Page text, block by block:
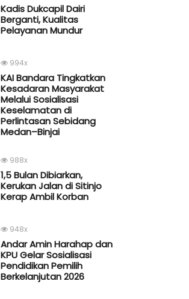
Kadis Dukcapil Dairi
Berganti, Kualitas
Pelayanan Mundur
994x
KAI Bandara Tingkatkan
Kesadaran Masyarakat
Melalui Sosialisasi
Keselamatan di
Perlintasan Sebidang
Medan–Binjai
988x
1,5 Bulan Dibiarkan,
Kerukan Jalan di Sitinjo
Kerap Ambil Korban
948x
Andar Amin Harahap dan
KPU Gelar Sosialisasi
Pendidikan Pemilih
Berkelanjutan 2026